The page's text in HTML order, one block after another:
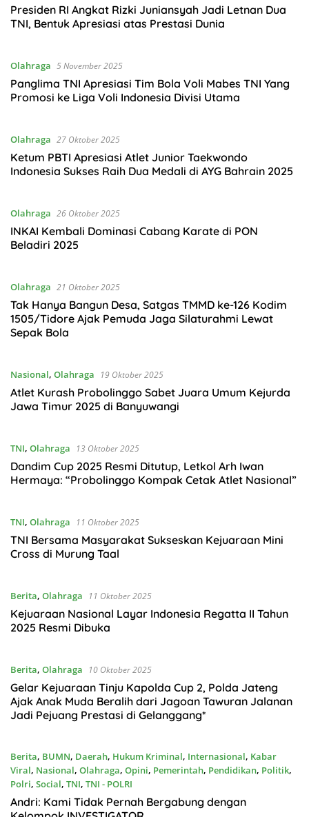
Presiden RI Angkat Rizki Juniansyah Jadi Letnan Dua
TNI, Bentuk Apresiasi atas Prestasi Dunia
Olahraga 5 November 2025
Panglima TNI Apresiasi Tim Bola Voli Mabes TNI Yang
Promosi ke Liga Voli Indonesia Divisi Utama
Olahraga 27 Oktober 2025
Ketum PBTI Apresiasi Atlet Junior Taekwondo
Indonesia Sukses Raih Dua Medali di AYG Bahrain 2025
Olahraga 26 Oktober 2025
INKAI Kembali Dominasi Cabang Karate di PON
Beladiri 2025
Olahraga 21 Oktober 2025
Tak Hanya Bangun Desa, Satgas TMMD ke-126 Kodim
1505/Tidore Ajak Pemuda Jaga Silaturahmi Lewat
Sepak Bola
Nasional, Olahraga 19 Oktober 2025
Atlet Kurash Probolinggo Sabet Juara Umum Kejurda
Jawa Timur 2025 di Banyuwangi
TNI, Olahraga 13 Oktober 2025
Dandim Cup 2025 Resmi Ditutup, Letkol Arh Iwan
Hermaya: “Probolinggo Kompak Cetak Atlet Nasional”
TNI, Olahraga 11 Oktober 2025
TNI Bersama Masyarakat Sukseskan Kejuaraan Mini
Cross di Murung Taal
Berita, Olahraga 11 Oktober 2025
Kejuaraan Nasional Layar Indonesia Regatta II Tahun
2025 Resmi Dibuka
Berita, Olahraga 10 Oktober 2025
Gelar Kejuaraan Tinju Kapolda Cup 2, Polda Jateng
Ajak Anak Muda Beralih dari Jagoan Tawuran Jalanan
Jadi Pejuang Prestasi di Gelanggang*
Berita, BUMN, Daerah, Hukum Kriminal, Internasional, Kabar
Viral, Nasional, Olahraga, Opini, Pemerintah, Pendidikan, Politik,
Polri, Social, TNI, TNI - POLRI
28 September 2025
Andri: Kami Tidak Pernah Bergabung dengan